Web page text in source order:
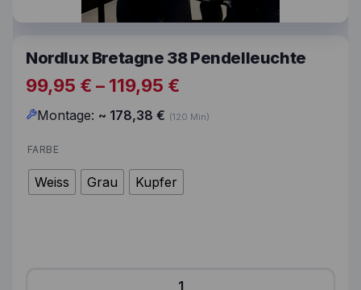
Nordlux Bretagne 38 Pendelleuchte
99,95 € – 119,95 €
Montage: ~ 178,38 € (120 Min)
FARBE
Weiss Grau Kupfer